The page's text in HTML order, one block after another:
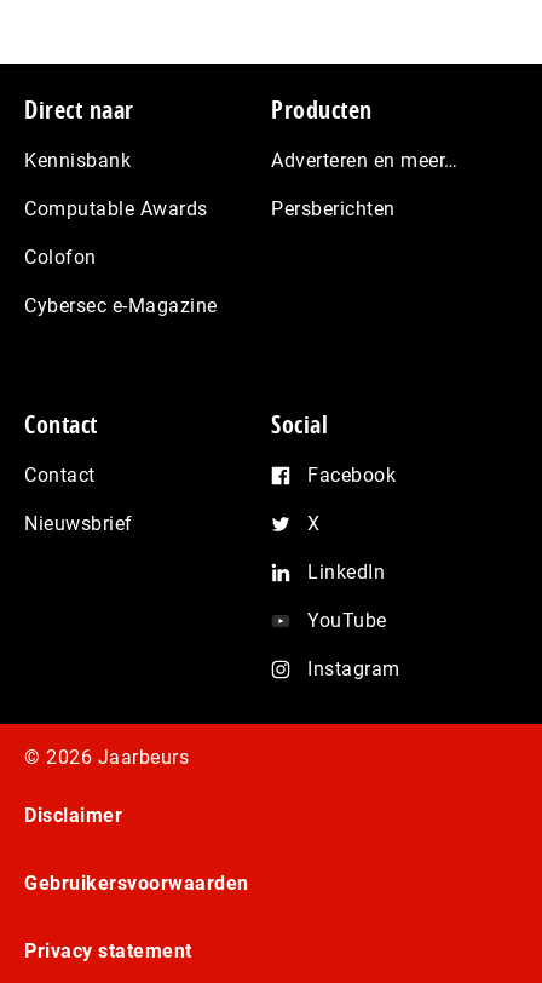
Footer
Direct naar
Kennisbank
Computable Awards
Colofon
Cybersec e-Magazine
Producten
Adverteren en meer…
Persberichten
Contact
Contact
Nieuwsbrief
Social
Facebook
X
LinkedIn
YouTube
Instagram
© 2026 Jaarbeurs
Disclaimer
Gebruikersvoorwaarden
Privacy statement